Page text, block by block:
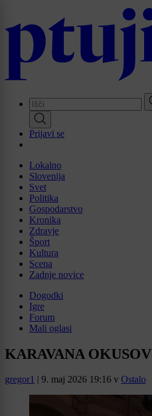
main
Prijavi se
Lokalno
Slovenija
Svet
Politika
Gospodarstvo
Kronika
Zdravje
Šport
Kultura
Scena
Zadnje novice
Dogodki
Igre
Forum
Mali oglasi
KARAVANA OKUSOV
gregor1 | 9. maj 2026 19:16 v Ostalo